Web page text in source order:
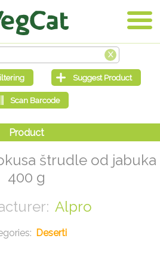
štrudle od jabuka
400 g
Alpro
Deserti